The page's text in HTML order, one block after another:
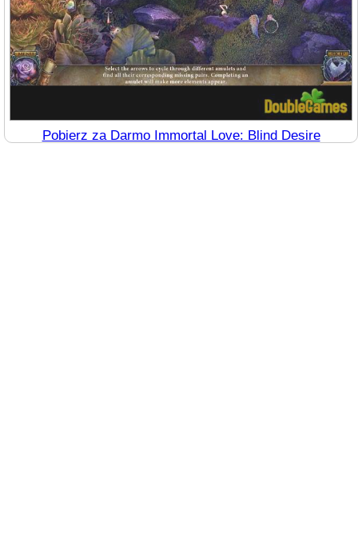
Pobierz za Darmo Immortal Love: Blind Desire